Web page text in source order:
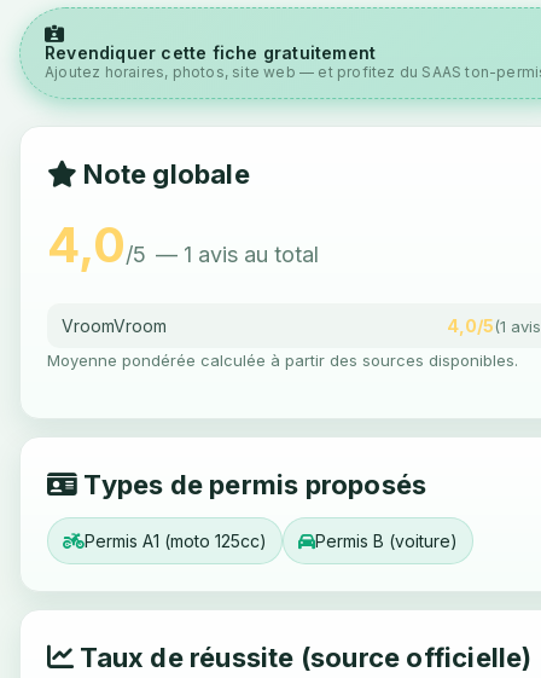
Revendiquer cette fiche gratuitement
Ajoutez horaires, photos, site web — et profitez du SAAS ton-
Note globale
4,0/5 — 1 avis au total
VroomVroom 4,0/5(1
Moyenne pondérée calculée à partir des sources disponibles.
Types de permis proposés
Permis A1 (moto 125cc) Permis B (voiture)
Taux de réussite (source officielle)